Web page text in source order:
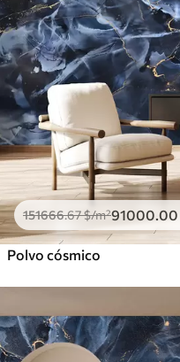
151666.67$/m²91000 .00
Polvo cósmico